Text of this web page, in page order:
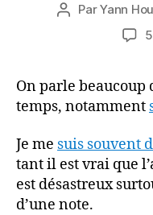
Auteur
ParYann
On parle beaucoup
temps, notamment
Je me suis souvent
tant il est vrai que
est désastreux
d’une note.